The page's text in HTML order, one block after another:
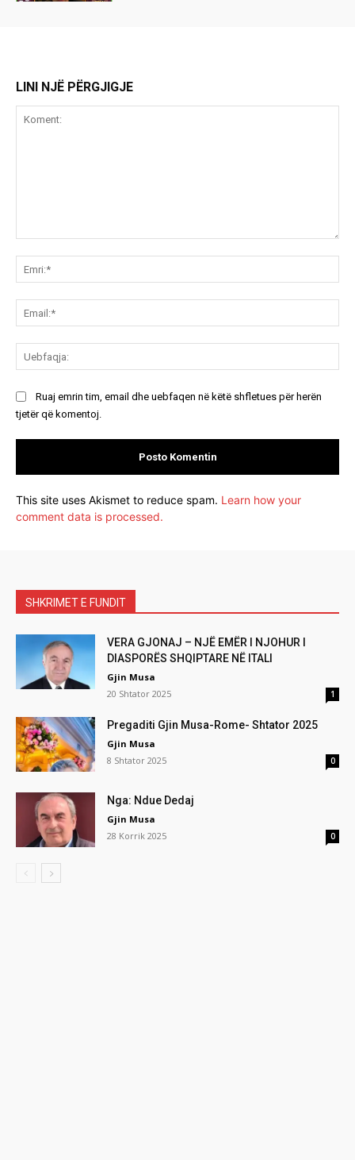
LINI NJË PËRGJIGJE
Ruaj emrin tim, email dhe uebfaqen në këtë shfletues për herën
tjetër që komentoj.
This site uses Akismet to reduce spam. Learn how your
comment data is processed.
SHKRIMET E FUNDIT
VERA GJONAJ – NJË EMËR I NJOHUR I
DIASPORËS SHQIPTARE NË ITALI
Gjin Musa
20 Shtator 2025
1
Pregaditi Gjin Musa-Rome- Shtator 2025
Gjin Musa
8 Shtator 2025
0
Nga: Ndue Dedaj
Gjin Musa
28 Korrik 2025
0